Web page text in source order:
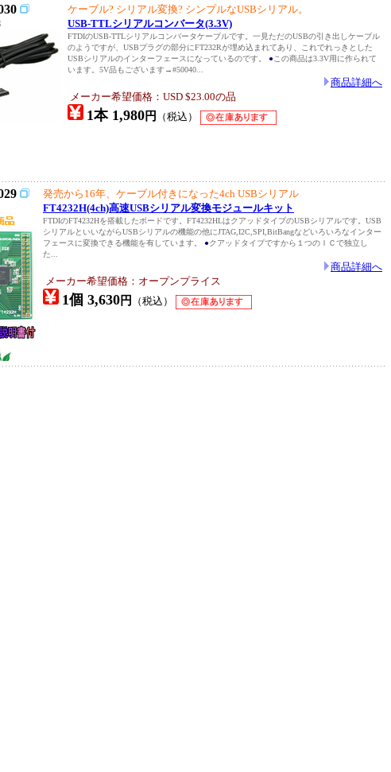
ケーブル? シリアル変換? シンプルなUSBシリアル。
USB-TTLシリアルコンバータ(3.3V)
FTDIのUSB-TTLシリアルコンバータケーブルです。一見ただのUSBの引き出しケーブル
のようですが、USBプラグの部分にFT232Rが埋め込まれてあり、これでれっきとした
USBシリアルのインターフェースになっているのです。 ● この商品は3.3V用に作られて
います。5V品もございます→#50040...
商品詳細へ
メーカー希望価格：USD $23.00の品
1本 1,980円 （税込）
発売から16年、ケーブル付きになった4ch USBシリアル
FT4232H(4ch)高速USBシリアル変換モジュールキット
FTDIのFT4232Hを搭載したボードです。FT4232HLはクアッドタイプのUSBシリアルです。USB
シリアルといいながらUSBシリアルの機能の他にJTAG,I2C,SPI,BitBangなどいろいろなインター
フェースに変換できる機能を有しています。 ●クアッドタイプですから１つのＩＣで独立し
た...
商品詳細へ
メーカー希望価格：オープンプライス
1個 3,630円 （税込）